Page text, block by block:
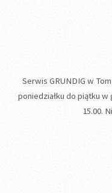
Serwis GRUNDIG w
poniedziałku do piątku w
15.00.